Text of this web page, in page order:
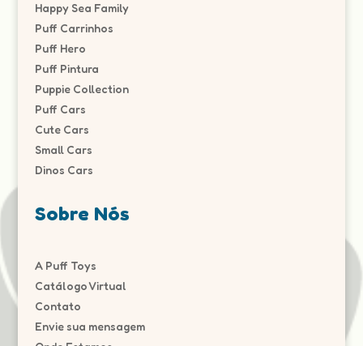
Happy Sea Family
Puff Carrinhos
Puff Hero
Puff Pintura
Puppie Collection
Puff Cars
Cute Cars
Small Cars
Dinos Cars
Sobre Nós
A Puff Toys
Catálogo Virtual
Contato
Envie sua mensagem